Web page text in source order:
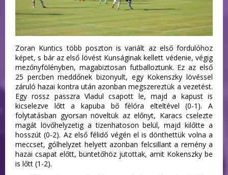
Zoran Kuntics több poszton is variált az első fordulóhoz
képet, s bár az első lövést Kunságinak kellett védenie, végig
mezőnyfölényben, magabiztosan futballoztunk. Ez az első
25 percben meddőnek bizonyult, egy Kokenszky lövéssel
záruló hazai kontra után azonban megszereztük a vezetést.
Egy rossz passzra Vladul csapott le, majd a kapust is
kicselezve lőtt a kapuba bő félóra elteltével (0-1). A
folytatásban gyorsan növeltük az előnyt, Karacs cselezte
magát lövőhelyzetig a tizenhatoson belül, majd kilőtte a
hosszút (0-2). Az első félidő végén el is dönthettük volna a
meccset, gólhelyzet helyett azonban felcsillant a remény a
hazai csapat előtt, büntetőhöz jutottak, amit Kokenszky be
is lőtt (1-2).